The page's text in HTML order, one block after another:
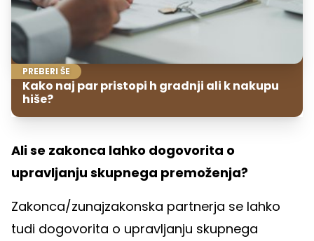
PREBERI ŠE
Kako naj par pristopi h gradnji ali k nakupu
hiše?
Ali se zakonca lahko dogovorita o
upravljanju skupnega premoženja?
Zakonca/zunajzakonska partnerja se lahko
tudi dogovorita o upravljanju skupnega